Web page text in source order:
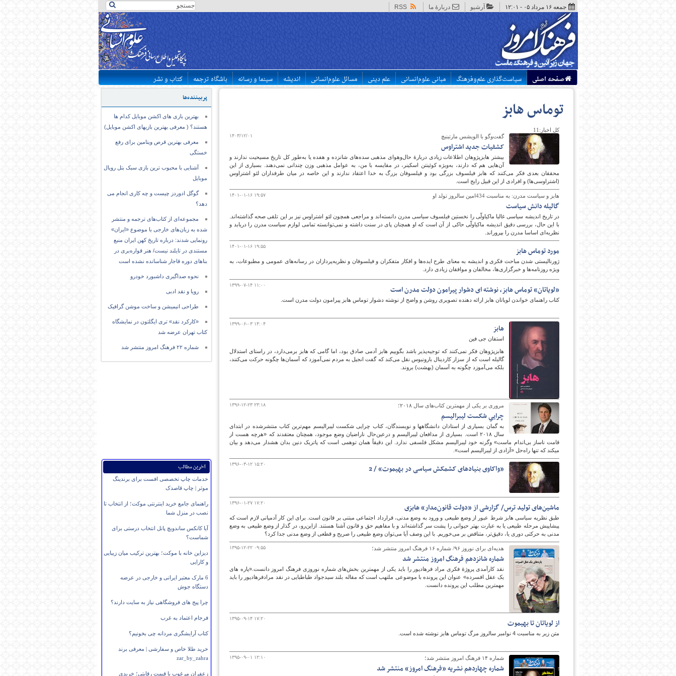
جمعه ۱۶ مرداد ۰۵ - ۱۲:۰۱ آرشیو دربارهٔ ما RSS
پایگاه اطلاع رسانی فرهنگ
صفحه اصلی سیاست‌گذاری علم‌وفرهنگ مبانی علوم‌انسانی علم دینی مسائل علوم‌انسانی اندیشه سینما و رسانه باشگاه ترجمه کتاب و نشر
پربیننده‌ها
بهترین بازی های اکشن موبایل کدام ها
هستند؟ ( معرفی بهترین بازیهای اکشن موبایل)
معرفی بهترین قرص ویتامین برای رفع
خستگی
آشنایی با محبوب ترین بازی سبک بتل رویال
موبایل
گوگل ادوردز چیست و چه کاری انجام می
دهد؟
مجموعه‌ای از کتاب‌های ترجمه و منتشر
شده به زبان‌های خارجی با موضوع «ایران»
رونمایی شدند: درباره تاریخ کهن ایران منبع
مستندی در تایلند نیست/ هنر قواره‌بری در
بناهای دوره قاجار شناسانده نشده است
نحوه صداگیری داشبورد خودرو
رویا و نقد ادبی
طراحی انیمیشن و ساخت موشن گرافیک
«کارکرد نقد» تری ایگلتون در نمایشگاه
کتاب تهران عرضه شد
شماره ۲۲ فرهنگ امروز منتشر شد
آخرین مطالب
خدمات چاپ تخصصی افست برای برندینگ
موثر | چاپ قاصدک
راهنمای جامع خرید اینترنتی موکت؛ از انتخاب تا
نصب در منزل شما
آیا کانکس ساندویچ پانل انتخاب درستی برای
شماست؟
دیزاین خانه با موکت؛ بهترین ترکیب میان زیبایی
و کارایی
6 مارک معتبر ایرانی و خارجی در عرضه
دستگاه جوش
چرا پیج های فروشگاهی نیاز به سایت دارند؟
فرجام اعتماد به غرب
کتاب آرایشگری مردانه چی بخونیم؟
خرید طلا خاص و سفارشی | معرفی برند
zar_by_zahra
زعفران مرغوب با قیمت رقابتی؛ خریدی
توماس هابز
کل اخبار:11
۱۴۰۳/۱۲/۰۱ گفت‌وگو با الویشس مارتینیچ
کشفیات جدید اشتراوس
بیشتر هابزپژوهان اطلاعات زیادی دربارۀ حال‌وهوای مذهبی سده‌های شانزده و هفده یا به‌طور کل تاریخ مسیحیت ندارند و
آن‌هایی هم که دارند، به‌ویژه کوئینتن اسکینر، در مقایسه با من، به عوامل مذهبی وزن چندانی نمی‌دهند. بسیاری از این
محققان بعدی فکر می‌کنند که هابز فیلسوف بزرگی بود و فیلسوفان بزرگ به خدا اعتقاد ندارند و این خاصه در میان طرفداران لئو اشتراوس
(اشتراوسی‌ها) و افرادی از این قبیل رایج است.
۱۴۰۱-۰۱-۱۶ ۱۹:۵۷ هابز و سیاست مدرن: به مناسبت 434امین سالروز تولد او
گالیله دانش سیاست
در تاریخ اندیشه سیاسی غالبا ماکیاولّی را نخستین فیلسوف سیاسی مدرن دانسته‌اند و مراجعی همچون لئو اشتراوس نیز بر این تلقی صحه گذاشته‌اند.
با این حال، بررسی دقیق اندیشه ماکیاولّی حاکی از آن است که او همچنان پای در سنت داشته و نمی‌توانسته تمامی لوازم سیاست مدرن را دریابد و
نظریه‌ای اساسا مدرن را بپروراند.
۱۴۰۱-۰۱-۱۶ ۱۹:۵۵ مورد توماس هابز
ژورنالیستی شدن مباحث فکری و اندیشه به معنای طرح ایده‌ها و افکار متفکران و فیلسوفان و نظریه‌پردازان در رسانه‌های عمومی و مطبوعات، به
ویژه روزنامه‌ها و خبرگزاری‌ها، مخالفان و موافقان زیادی دارد.
۱۳۹۹-۰۷-۱۴ ۱۱:۰۰ «لویاتان» توماس هابز، نوشته ای دشوار پیرامون دولت مدرن است
کتاب راهنمای خواندن لویاتان هابز ارائه دهنده تصویری روشن و واضح از نوشته دشوار توماس هابز پیرامون دولت مدرن است.
۱۳۹۹-۰۶-۰۳ ۱۴:۰۴ هابز
استفان جی فین
هابزپژوهان فکر نمی‌کنند که توجیه‌پذیر باشد بگوییم هابز آدمی صادق بود، اما گامی که هابز برمی‌دارد، در راستای استدلال
گالیله است که از سزار کاردینال بارونیوس نقل می‌کند که گفت انجیل به مردم نمی‌آموزد که آسمان‌ها چگونه حرکت می‌کنند،
بلکه می‌آموزد چگونه به آسمان (بهشت) بروند.
۱۳۹۶-۱۲-۲۳ ۲۳:۱۸ مروری بر یکی از مهمترین کتاب‌های سال ۲۰۱۸؛
چراییِ شکست لیبرالیسم
به گمان بسیاری از استادان دانشگاه‎ها و نویسندگان، کتاب چرایی شکست لیبرالیسم مهم‌ترین کتاب منتشرشده در ابتدای
سال ۲۰۱۸ است. بسیاری از مدافعان لیبرالیسم و درعین‌حال ناراضیان وضع موجود، همچنان معتقدند که «هرچه هست از
قامت ناساز بی‌اندام ماست» وگرنه خود لیبرالیسم مشکل فلسفی ندارد. این دقیقاً همان توهمی است که پاتریک دنین بدان هشدار می‌دهد و بیان
می‎کند که تنها راه‌حل «آزادی از لیبرالیسم است».
۱۳۹۶-۰۳-۱۲ ۱۵:۲۰ «واکاوی بنیادهای کشمکش سیاسی در بهیموت» / 2
۱۳۹۶-۰۱-۲۷ ۱۷:۲۰ ماشین‌های تولید ترس/ گزارشی از «دولت قانون‌مدار» هابزی
طبق نظریه سیاسی هابز شرط عبور از وضع طبیعی و ورود به وضع مدنی، قرارداد اجتماعی مبتنی بر قانون است. برای این کار آدمیانی لازم است که
پیشاپیش مرحله طبیعی یا به عبارت بهتر حیوانی را پشت سر گذاشته‌اند و با مفاهیم حق و قانون آشنا هستند. ازاین‌رو، در ‌گذار از وضع طبیعی به وضع
مدنی به حرکتی دوری یا، دقیق‌تر، متناقض بر می‌خوریم. با این وصف آیا می‌توان وضع طبیعی را صریح و قطعی از وضع مدنی جدا کرد؟
۱۳۹۵-۱۲-۲۲ ۰۹:۵۵ هدیه‌ای برای نوروز ۹۶/ شماره ۱۶ فرهنگ امروز منتشر شد؛
شماره شانزدهم فرهنگ امروز منتشر شد
نقد کارآمدی پروژۀ فکری مراد فرهادپور را باید یکی از مهمترین بخش‌های شماره نوروزی فرهنگ امروز دانست.«پاره های
یک عقل افسرده» عنوان این پرونده با موضوعی ملتهب است که مقاله بلند سیدجواد طباطبایی در نقد مرادفرهادپور را باید
مهمترین مطلب این پرونده دانست.
۱۳۹۵-۰۹-۱۴ ۱۷:۲۰ از لویاتان تا بهیموت
متن زیر به مناسبت 4 نوامبر سالروز مرگ توماس هابز نوشته شده است.
۱۳۹۵-۰۹-۰۱ ۱۲:۱۰ شماره ۱۴ فرهنگ امروز منتشر شد؛
شماره چهاردهم نشریه «فرهنگ امروز» منتشر شد